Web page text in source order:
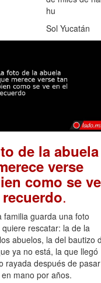
hu
Sol Yucatán
de la abuela
verse
como se ve
.
familia guarda una foto
rescatar: la de la
abuelos, la del bautizo
ya no está, la que llegó
rayada después de pasar
mano por años.